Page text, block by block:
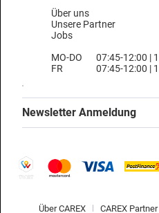
Über uns
Unsere Partner
Jobs
MO-DO
FR
07:45-12:00 |
07:45-12:00 |
Newsletter Anmeldung
Über CAREX CAREX Partner